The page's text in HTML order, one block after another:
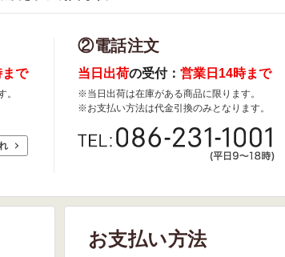
で
。
②電話注文
当日出荷の受付： 営業日14時まで
※当日出荷は在庫がある商品に限ります。
※お支払い方法は代金引換のみとなります。
お支払い方法